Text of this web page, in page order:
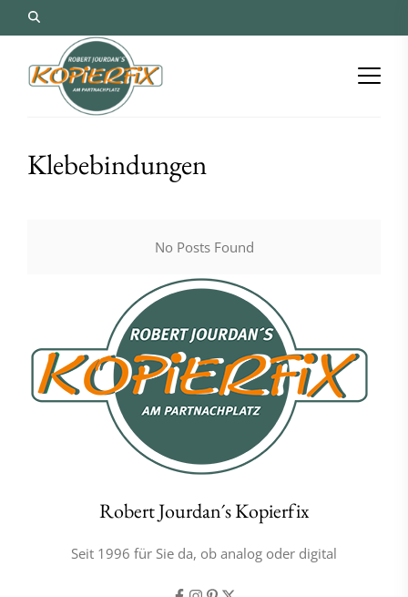
Klebebindungen
No Posts Found
Robert Jourdan´s Kopierfix
Seit 1996 für Sie da, ob analog oder digital